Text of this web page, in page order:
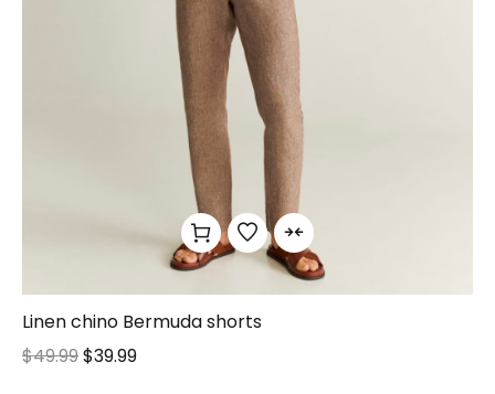
Linen chino Bermuda shorts
$49.99$39.99